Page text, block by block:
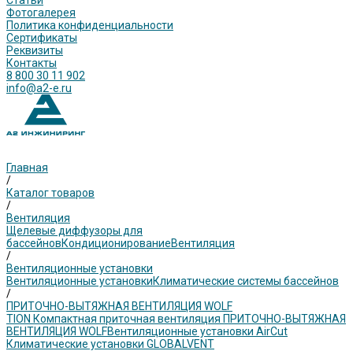
Фотогалерея
Политика конфиденциальности
Сертификаты
Реквизиты
Контакты
8 800 30 11 902
info@a2-e.ru
Главная
/
Каталог товаров
/
Вентиляция
Щелевые диффузоры для
бассейновКондиционированиеВентиляция
/
Вентиляционные установки
Вентиляционные установкиКлиматические системы бассейнов
/
ПРИТОЧНО-ВЫТЯЖНАЯ ВЕНТИЛЯЦИЯ WOLF
TION Компактная приточная вентиляция ПРИТОЧНО-ВЫТЯЖНАЯ
ВЕНТИЛЯЦИЯ WOLFВентиляционные установки AirCut
Климатические установки GLOBALVENT